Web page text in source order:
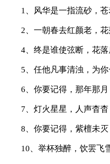
1、风华是一指流砂，苍
2、一朝春去红颜老，花
4、终是谁使弦断，花落
5、任他凡事清浊，为你
6、你要记得，那年那月
7、灯火星星，人声杳杳
8、你要记得，紫檀未灭
10、举杯独醉，饮罢飞雪